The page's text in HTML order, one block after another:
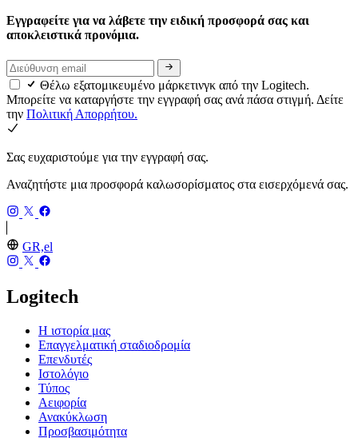
Εγγραφείτε για να λάβετε την ειδική προσφορά σας και
αποκλειστικά προνόμια.
Θέλω εξατομικευμένο μάρκετινγκ από την Logitech.
Μπορείτε να καταργήστε την εγγραφή σας ανά πάσα στιγμή. Δείτε
την Πολιτική Απορρήτου.
Σας ευχαριστούμε για την εγγραφή σας.
Αναζητήστε μια προσφορά καλωσορίσματος στα εισερχόμενά σας.
GR,el
Logitech
Η ιστορία μας
Επαγγελματική σταδιοδρομία
Επενδυτές
Ιστολόγιο
Τύπος
Αειφορία
Ανακύκλωση
Προσβασιμότητα